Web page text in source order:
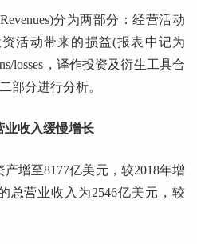
分为两部分：经营活动
活动带来的损益(报表中记为
losses，译作投资及衍生工具合
部分进行分析。
业收入缓慢增长
增至8177亿美元，较2018年增
总营业收入为2546亿美元，较